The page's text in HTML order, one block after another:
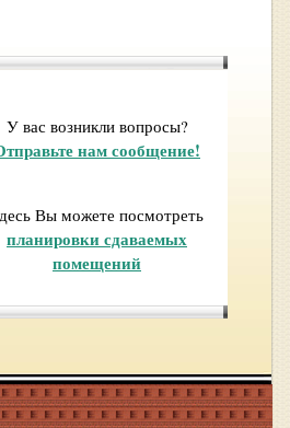
У вас возникли вопросы?
нам сообщение!
Вы можете посмотреть
планировки сдаваемых
помещений